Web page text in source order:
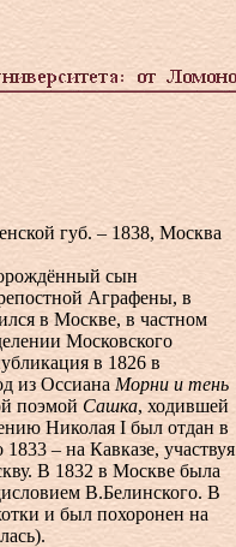
губ. – 1838, Москва
сын
Аграфены, в
в Москве, в частном
Московского
в 1826 в
из Оссиана Морни и тень
поэмой Сашка, ходившей
Николая I был отдан в
– на Кавказе, участвуя
В 1832 в Москве была
В.Белинского. В
и был похоронен на